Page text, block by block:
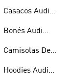
Motorizados
Casacos Audi
Bonés Audi
Camisolas De
Revolut F1 Team
Hoodies Audi